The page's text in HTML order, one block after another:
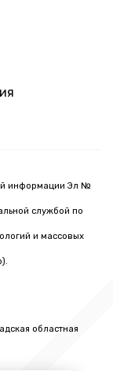
информации Эл №
службой по
и массовых
областная